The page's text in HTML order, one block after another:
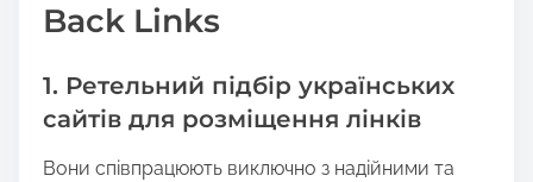
Back Links
1. Ретельний підбір українських
сайтів для розміщення лінків
Вони співпрацюють виключно з надійними та